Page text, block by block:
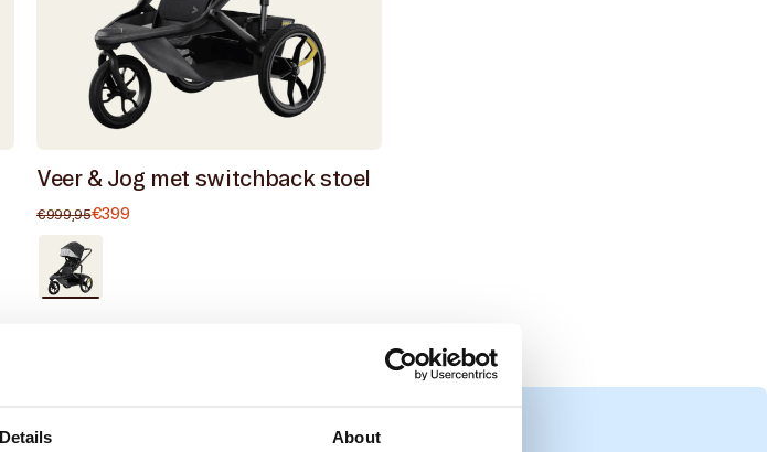
Details About
Veer & Jog met switchback stoel
Aanbiedingsprijs
€399
Normale
€999,95
Als
nieuw